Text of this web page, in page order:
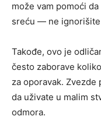
može vam pomoći
sreću — ne ignorišite
Takođe, ovo je
često zaborave
za oporavak.
da uživate u malim
odmora.